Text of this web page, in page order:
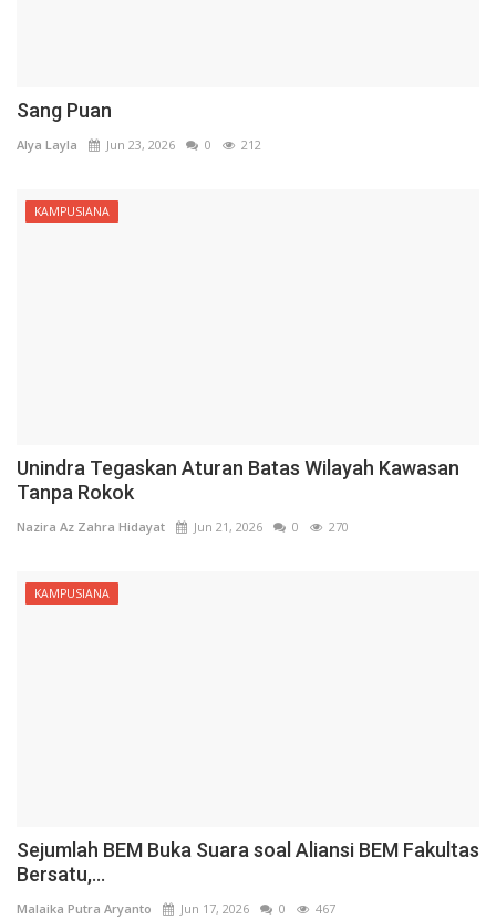
Sang Puan
Alya Layla Jun 23, 2026 0 212
KAMPUSIANA
Unindra Tegaskan Aturan Batas Wilayah Kawasan
Tanpa Rokok
Nazira Az Zahra Hidayat Jun 21, 2026 0 270
KAMPUSIANA
Sejumlah BEM Buka Suara soal Aliansi BEM Fakultas
Bersatu,...
Malaika Putra Aryanto Jun 17, 2026 0 467